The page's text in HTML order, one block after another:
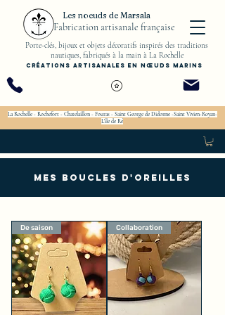
La Rochelle - Rochefort - Chatelaillon - Fouras - Saint George de Didonne -Saint Vivien-Royan-
L'île de Ré
Fabrication artisanale française
Les noeuds de Marsala
Porte-clés, bijoux et objets décoratifs inspirés des traditions
nautiques, fabriqués à la main à La Rochelle
Créations artisanales en nœuds marins
Mes boucles d'oreilles
De saison Collaboration